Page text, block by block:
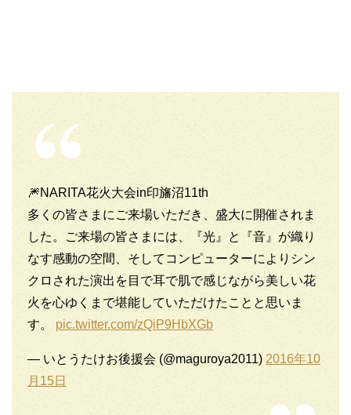
🎆NARITA花火大会in印旛沼11th
多くの皆さまにご来場いただき、盛大に開催されま
した。ご来場の皆さまには、『光』と『音』が織り
なす感動の空間、そしてコンピューターによりシン
クロされた演出を目で耳で肌で感じながら美しい花
火を心ゆくまで堪能していただけたことと思いま
す。 pic.twitter.com/zQiP9HbXGb
— いとうたけお後援会 (@maguroya2011) 2016年10
月15日